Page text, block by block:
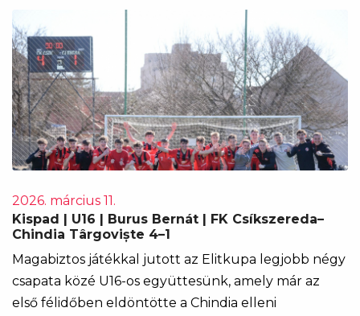
2026. március 11.
Kispad | U16 | Burus Bernát | FK Csíkszereda–
Chindia Târgoviște 4–1
Magabiztos játékkal jutott az Elitkupa legjobb négy
csapata közé U16-os együttesünk, amely már az
első félidőben eldöntötte a Chindia elleni